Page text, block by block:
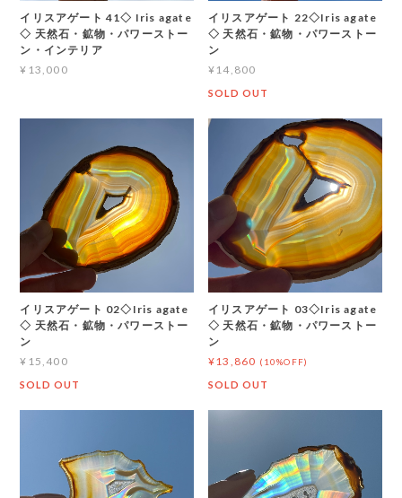
イリスアゲート 41◇ Iris agate
◇ 天然石・鉱物・パワーストー
ン・インテリア
¥13,000
イリスアゲート 22◇Iris agate
◇ 天然石・鉱物・パワーストー
ン
¥14,800
SOLD OUT
イリスアゲート 02◇Iris agate
◇ 天然石・鉱物・パワーストー
ン
¥15,400
SOLD OUT
イリスアゲート 03◇Iris agate
◇ 天然石・鉱物・パワーストー
ン
¥13,860 (10%OFF)
SOLD OUT